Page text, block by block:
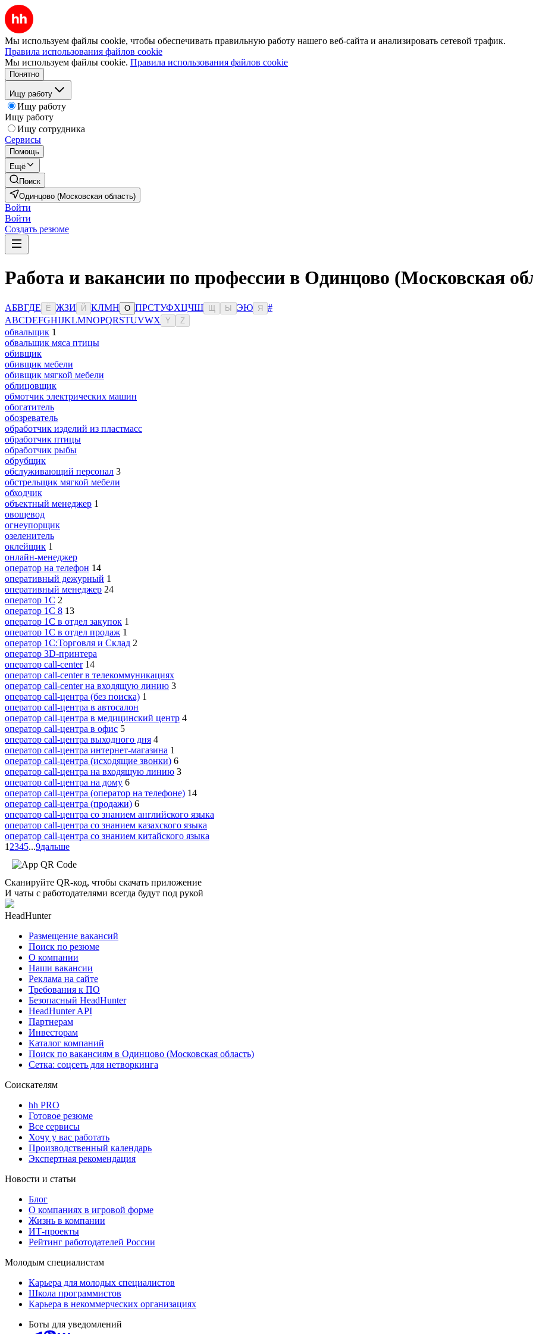
Мы используем файлы cookie, чтобы обеспечивать правильную работу нашего веб-сайта и анализировать сетевой трафик.
Правила использования файлов cookie
Мы используем файлы cookie. Правила использования файлов cookie
Понятно
Ищу работу
Ищу работу
Ищу работу
Ищу сотрудника
Сервисы
Помощь
Ещё
Поиск
Одинцово (Московская область)
Войти
Войти
Создать резюме
Работа и вакансии по профессии в Одинцово (Московская
АБВГДЕ Ё ЖЗИ Й КЛМН О ПРСТУФХЦЧШ Ы ЭЮ Я
#
ABCDEFGHIJKLMNOPQRSTUVWX Y Z
обвальщик 1
обвальщик мяса птицы
обивщик
обивщик мебели
обивщик мягкой мебели
облицовщик
обмотчик электрических машин
обогатитель
обозреватель
обработчик изделий из пластмасс
обработчик птицы
обработчик рыбы
обрубщик
обслуживающий персонал 3
обстрельщик мягкой мебели
обходчик
объектный менеджер 1
овощевод
огнеупорщик
озеленитель
оклейщик 1
онлайн-менеджер
опeрaтoр нa тeлeфoн 14
оперативный дежурный 1
оперативный менеджер 24
оператор 1C 2
оператор 1С 8 13
оператор 1С в отдел закупок 1
оператор 1С в отдел продаж 1
оператор 1С:Торговля и Склад 2
оператор 3D-принтера
оператор call-center 14
оператор call-center в телекоммуникациях
оператор call-center на входящую линию 3
оператор call-центра (без поиска) 1
оператор call-центра в автосалон
оператор call-центра в медицинский центр 4
оператор call-центра в офис 5
оператор call-центра выходного дня 4
оператор call-центра интернет-магазина 1
оператор call-центра (исходящие звонки) 6
оператор call-центра на входящую линию 3
оператор call-центра на дому 6
оператор call-центра (оператор на телефоне) 14
оператор call-центра (продажи) 6
оператор call-центра со знанием английского языка
оператор call-центра со знанием казахского языка
оператор call-центра со знанием китайского языка
1 2345...9дальше
Сканируйте QR-код, чтобы скачать приложение
И чаты с работодателями всегда будут под рукой
HeadHunter
Размещение вакансий
Поиск по резюме
О компании
Наши вакансии
Реклама на сайте
Требования к ПО
Безопасный HeadHunter
HeadHunter API
Партнерам
Инвесторам
Каталог компаний
Поиск по вакансиям в Одинцово (Московская область)
Сетка: соцсеть для нетворкинга
Соискателям
hh PRO
Готовое резюме
Все сервисы
Хочу у вас работать
Производственный календарь
Экспертная рекомендация
Новости и статьи
Блог
О компаниях в игровой форме
Жизнь в компании
ИТ-проекты
Рейтинг работодателей России
Молодым специалистам
Карьера для молодых специалистов
Школа программистов
Карьера в некоммерческих организациях
Боты для уведомлений